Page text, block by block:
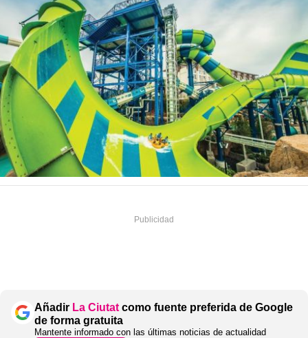
Añadir La Ciutat como fuente preferida de Google
de forma gratuita
Mantente informado con las últimas noticias de actualidad